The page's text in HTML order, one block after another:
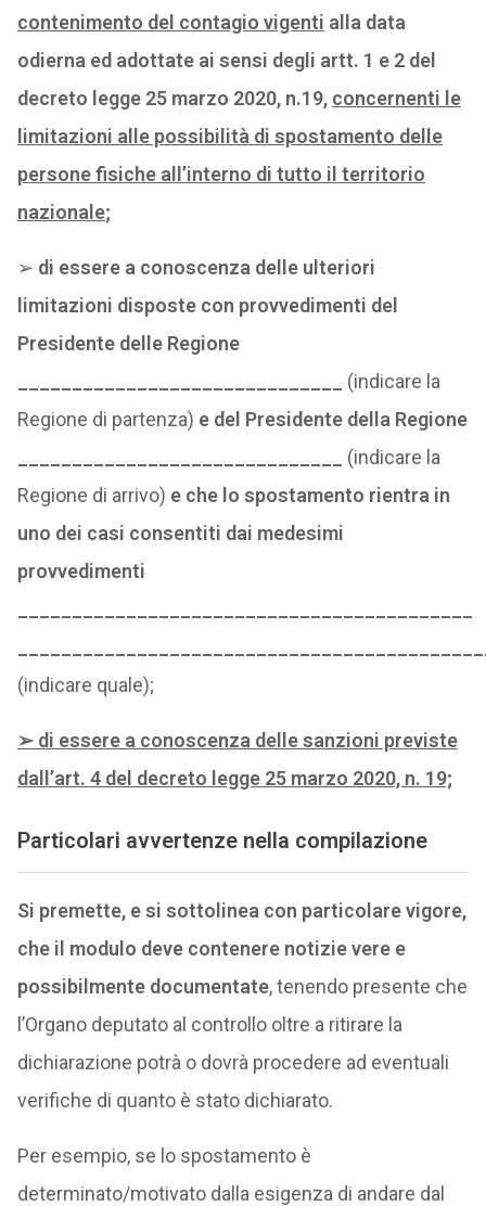
contenimento del contagio vigenti alla data
odierna ed adottate ai sensi degli artt. 1 e 2 del
decreto legge 25 marzo 2020, n.19, concernenti le
limitazioni alle possibilità di spostamento delle
persone fisiche all’interno di tutto il territorio
nazionale;
➢ di essere a conoscenza delle ulteriori
limitazioni disposte con provvedimenti del
Presidente delle Regione
(indicare la
Regione di partenza) e del Presidente della Regione
(indicare la
Regione di arrivo) e che lo spostamento rientra in
uno dei casi consentiti dai medesimi
provvedimenti
(indicare quale);
➢di essere a conoscenza delle sanzioni previste
dall’art. 4 del decreto legge 25 marzo 2020, n. 19;
Particolari avvertenze nella compilazione
Si premette, e si sottolinea con particolare vigore,
che il modulo deve contenere notizie vere e
possibilmente documentate, tenendo presente che
l’Organo deputato al controllo oltre a ritirare la
dichiarazione potrà o dovrà procedere ad eventuali
verifiche di quanto è stato dichiarato.
Per esempio, se lo spostamento è
determinato/motivato dalla esigenza di andare dal